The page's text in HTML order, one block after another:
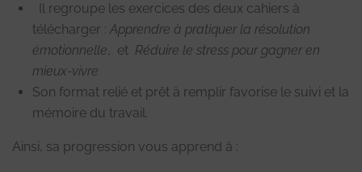
Il regroupe les exercices des deux cahiers à
télécharger :Apprendre à pratiquer la résolution
émotionnelle, et Réduire le stress pour gagner en
mieux-vivre
Son format relié et prêt à remplir favorise le suivi et la
mémoire du travail.
Ainsi, sa progression vous apprend à :